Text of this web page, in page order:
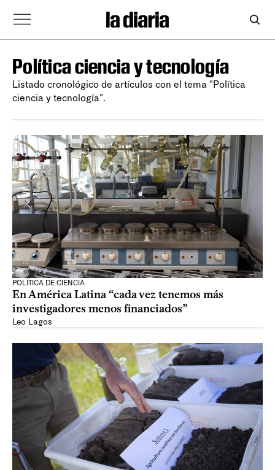
Política ciencia y tecnología
Listado cronológico de artículos con el tema "Política
ciencia y tecnología".
POLÍTICA DE CIENCIA
En América Latina “cada vez tenemos más
investigadores menos financiados”
Leo Lagos